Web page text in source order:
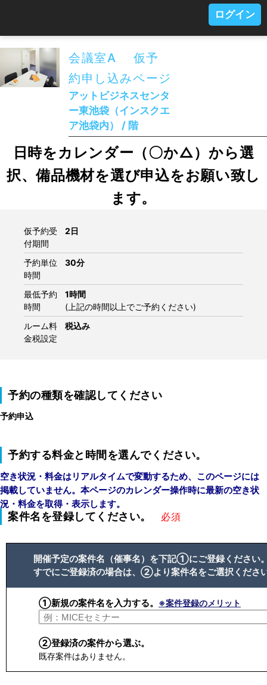
ログイン
会議室A 仮予
約申し込みページ
アットビジネスセンタ
ー東池袋（インスクエ
ア池袋内） / 階
日時をカレンダー（〇か△）から選
択、備品機材を選び申込をお願い致し
ます。
仮予約受
付期間
2日
予約単位
時間
30分
最低予約
時間
1時間
(上記の時間以上でご予約ください)
ルーム料
金税設定
税込み
予約の種類を確認してください
予約申込
予約する料金と時間を選んでください。
空き状況・料金はリアルタイムで変動するため、このページには
掲載していません。本ページのカレンダー操作時に最新の空き状
況・料金を取得・表示します。
案件名を登録してください。 必須
開催予定の案件名（催事名）を下記①にご登録ください
すでにご登録済の場合は、②より案件名をご選択くださ
①新規の案件名を入力する。 ※案件登録のメリット
②登録済の案件から選ぶ。
既存案件はありません。